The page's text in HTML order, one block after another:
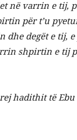
në varrin e tij,
për t’u
degët e tij, e
shpirtin e tij
hadithit të